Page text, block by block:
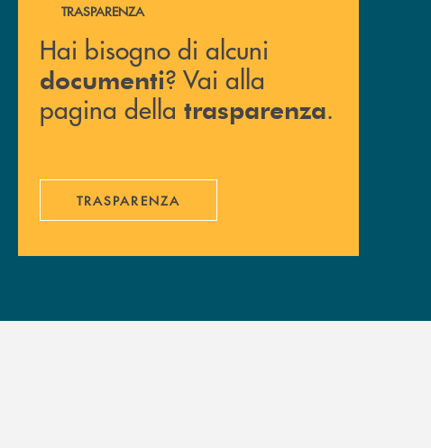
Hai bisogno di alcuni documenti ? Vai alla pagina della
TRASPARENZA
Hai bisogno di alcuni
documenti? Vai alla
pagina della trasparenza.
TRASPARENZA